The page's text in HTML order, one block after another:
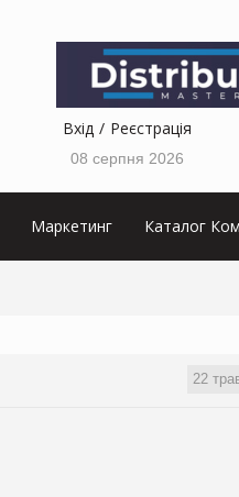
Вхід Реєстрація
08 серпня 2026
Маркетинг Каталог
22